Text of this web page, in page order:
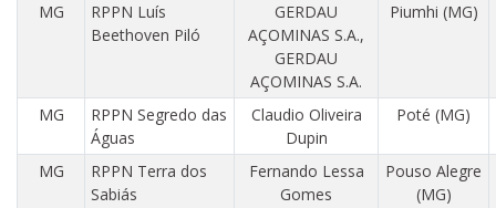
MG
RPPN Luís
Beethoven Piló
GERDAU
AÇOMINAS S.A.,
GERDAU
AÇOMINAS S.A.
Piumhi (MG)
MG
RPPN Segredo das
Águas
Claudio Oliveira
Dupin
Poté (MG)
MG
RPPN Terra dos
Sabiás
Fernando Lessa
Gomes
Pouso Alegre
(MG)